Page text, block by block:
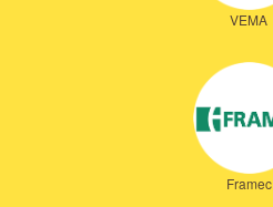
VEMA
Framec